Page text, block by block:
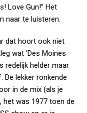
Love Gun!” Het
naar te luisteren.
dat hoort ook niet
wat ‘Des Moines
redelijk helder maar
lekker ronkende
in de mix (als je
het was 1977 toen de